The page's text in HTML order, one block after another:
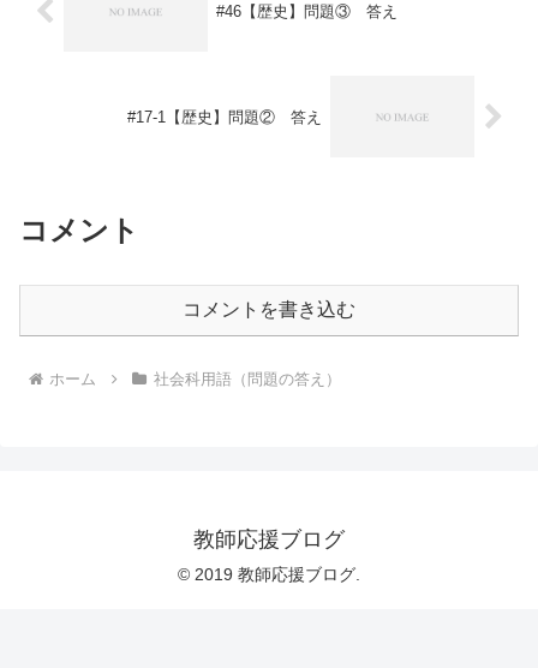
#46【歴史】問題③ 答え
#17-1【歴史】問題② 答え
コメント
コメントを書き込む
ホーム 社会科用語（問題の答え）
教師応援ブログ
© 2019 教師応援ブログ.